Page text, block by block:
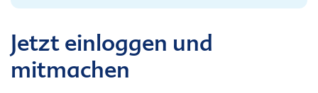
Jetzt einloggen und
mitmachen